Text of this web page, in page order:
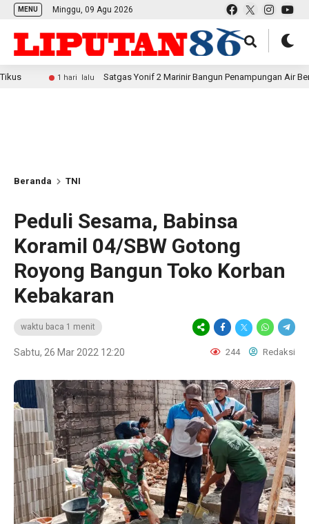
MENU Minggu, 09 Agu 2026
1 hari lalu Satgas Yonif 2 Marinir Bangun Penampungan Air Bersama
Beranda TNI
Peduli Sesama, Babinsa
Koramil 04/SBW Gotong
Royong Bangun Toko Korban
Kebakaran
waktu baca 1 menit
Sabtu, 26 Mar 2022 12:20 244 Redaksi